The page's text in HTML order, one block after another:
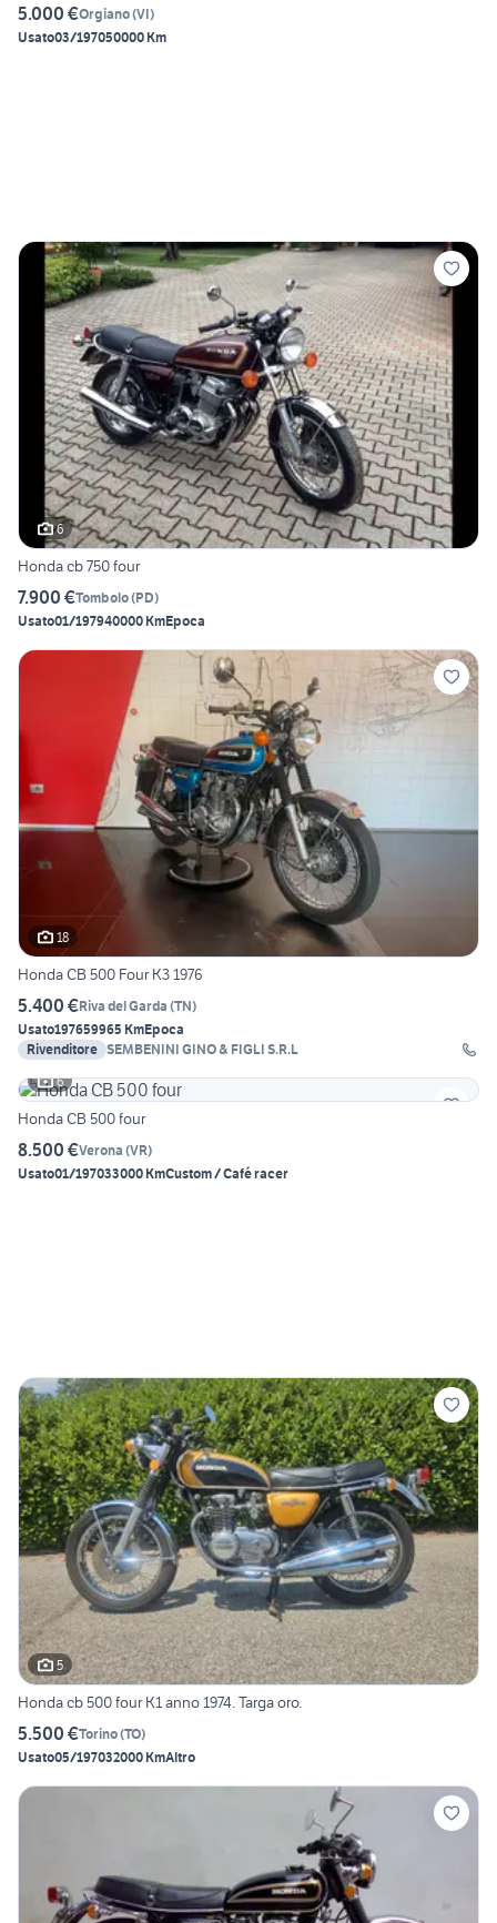
5.000 €Orgiano(VI)
Usato03/197050000 Km
6
Honda cb 750 four
7.900 €Tombolo(PD)
Usato01/197940000 KmEpoca
18
Honda CB 500 Four K3 1976
5.400 €Riva del Garda (TN)
Usato197659965 KmEpoca
Rivenditore SEMBENINI GINO & FIGLI S.R.L
6
Honda CB 500 four
8.500 €Verona (VR)
Usato01/197033000 KmCustom / Café racer
5
Honda cb 500 four K1 anno 1974. Targa oro.
5.500 €Torino(TO)
Usato05/197032000 KmAltro